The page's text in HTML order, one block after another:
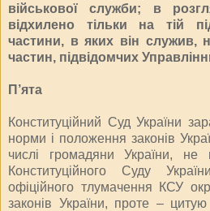
військової служби; в
відхилено тільки на тій
частини, в яких він служив,
частин, підвідомчих
П’ята
Конституційний Суд України
норми і положення законів
числі громадяни України, не
Конституційного Суду
офіційного тлумачення КСУ
законів України, проте –